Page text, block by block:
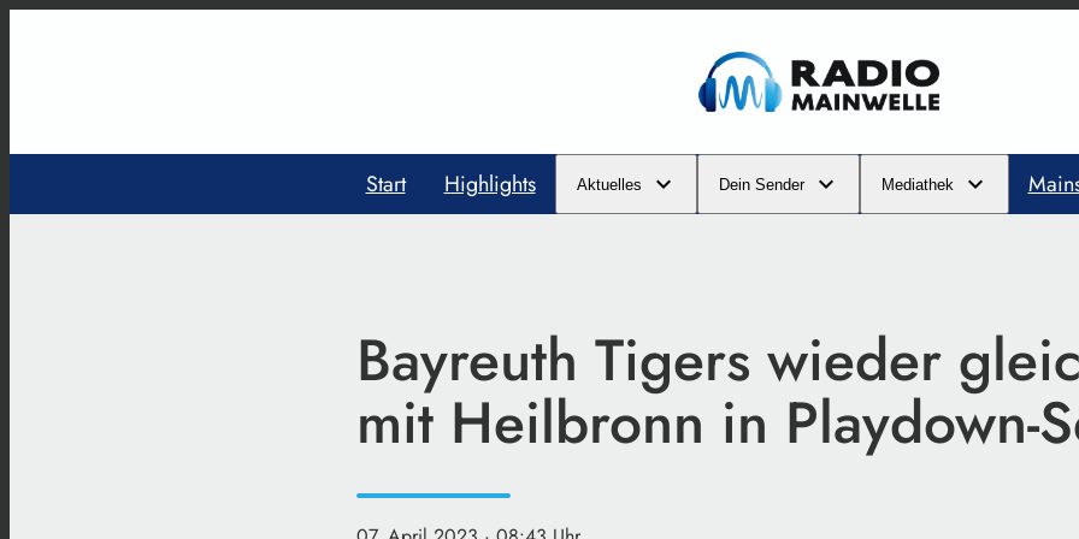
Start Highlights Aktuelles Dein Sender Mediathek
Bayreuth Tigers wieder
mit Heilbronn in Playdown-